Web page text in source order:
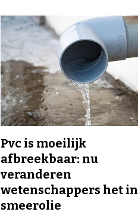
Pvc is moeilijk
afbreekbaar: nu
veranderen
wetenschappers het in
smeerolie